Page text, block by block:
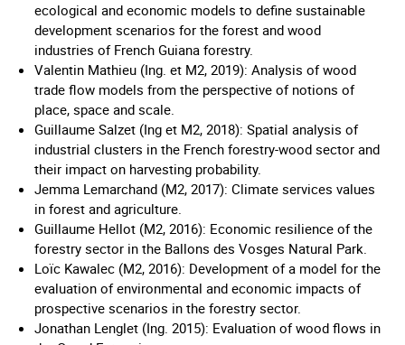
ecological and economic models to define sustainable
development scenarios for the forest and wood
industries of French Guiana forestry.
Valentin Mathieu (Ing. et M2, 2019): Analysis of wood
trade flow models from the perspective of notions of
place, space and scale.
Guillaume Salzet (Ing et M2, 2018): Spatial analysis of
industrial clusters in the French forestry-wood sector and
their impact on harvesting probability.
Jemma Lemarchand (M2, 2017): Climate services values
in forest and agriculture.
Guillaume Hellot (M2, 2016): Economic resilience of the
forestry sector in the Ballons des Vosges Natural Park.
Loïc Kawalec (M2, 2016): Development of a model for the
evaluation of environmental and economic impacts of
prospective scenarios in the forestry sector.
Jonathan Lenglet (Ing. 2015): Evaluation of wood flows in